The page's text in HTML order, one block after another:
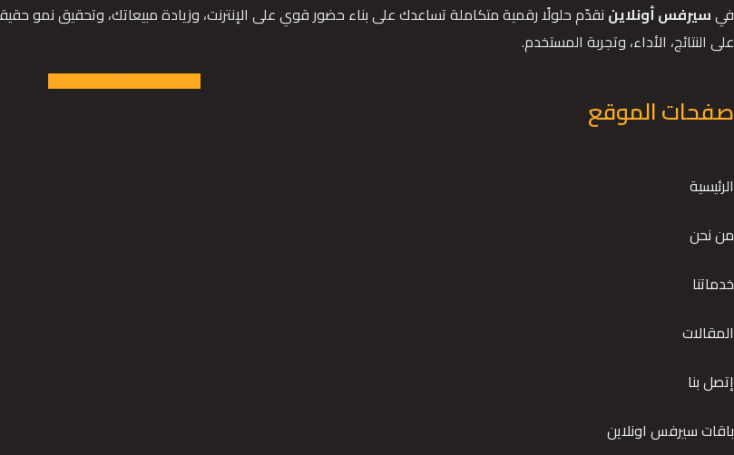
فيسيرفس أونلاين نقدّم حلولًا رقمية متكاملة تساعدك على بناء حضور قوي على الإنترنت، وزيادة مبيعاتك، وتحقيق
على النتائج، الأداء، وتجربة المستخدم.
صفحات الموقع
الرئيسية
من نحن
خدماتنا
المقالات
إتصل بنا
باقات سيرفس اونلاين